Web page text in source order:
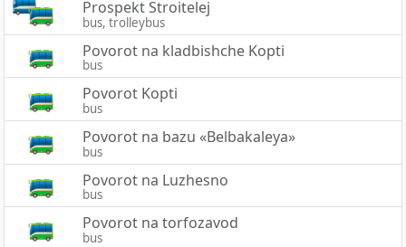
Prospekt Stroitelej
bus, trolleybus
Povorot na kladbishche Kopti
bus
Povorot Kopti
bus
Povorot na bazu «Belbakaleya»
bus
Povorot na Luzhesno
bus
Povorot na torfozavod
bus